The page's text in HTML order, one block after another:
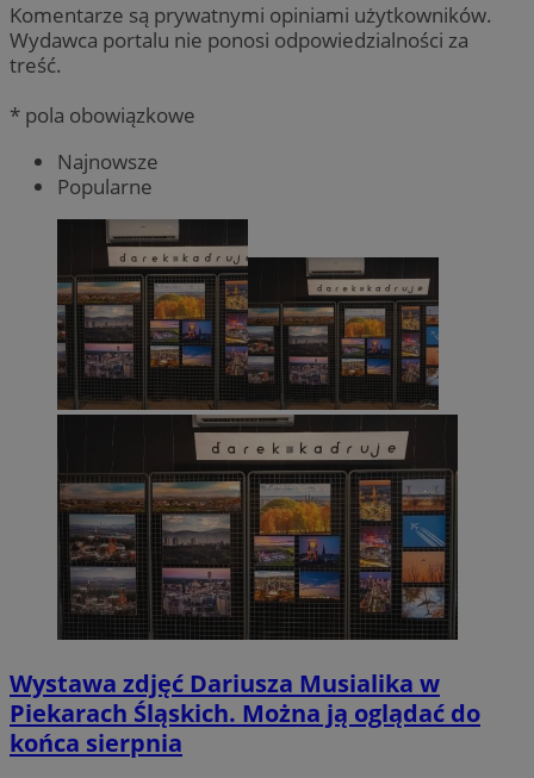
Komentarze są prywatnymi opiniami użytkowników.
Wydawca portalu nie ponosi odpowiedzialności za
treść.
* pola obowiązkowe
Najnowsze
Popularne
Wystawa zdjęć Dariusza Musialika w
Piekarach Śląskich. Można ją oglądać do
końca sierpnia